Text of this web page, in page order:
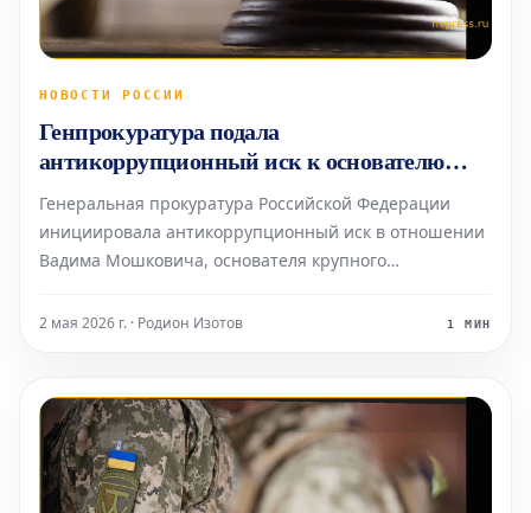
НОВОСТИ РОССИИ
Генпрокуратура подала
антикоррупционный иск к основателю
«Русагро» Мошковичу
Генеральная прокуратура Российской Федерации
инициировала антикоррупционный иск в отношении
Вадима Мошковича, основателя крупного
подано заместителем генерального прокурора, как
2 мая 2026 г. · Родион Изотов 1 МИН